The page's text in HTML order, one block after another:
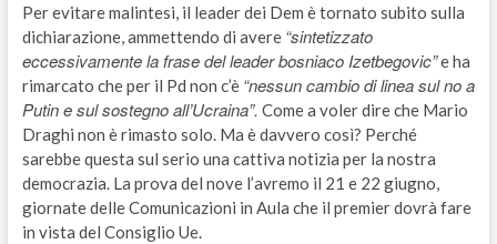
Per evitare malintesi, il leader dei Dem è tornato subito sulla
dichiarazione, ammettendo di avere “sintetizzato
eccessivamente la frase del leader bosniaco Izetbegovic”e ha
rimarcato che per il Pd non c’è “nessun cambio di linea sul no a
Putin e sul sostegno all’Ucraina”. Come a voler dire che Mario
Draghi non è rimasto solo. Ma è davvero così? Perché
sarebbe questa sul serio una cattiva notizia per la nostra
democrazia. La prova del nove l’avremo il 21 e 22 giugno,
giornate delle Comunicazioni in Aula che il premier dovrà fare
in vista del Consiglio Ue.